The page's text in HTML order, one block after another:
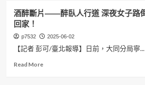
酒醉斷片——醉臥人行道 深夜女子路
回家！
p7532 2025-06-02
【記者 彭可/臺北報導】日前，大同分局寧...
Read MoreRead